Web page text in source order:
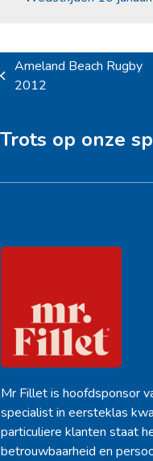
previous
Ameland Beach Rugby
2012
Trots op onze
Mr Fillet is hoofdsponsor
specialist in eersteklas
particuliere klanten staat
betrouwbaarheid en